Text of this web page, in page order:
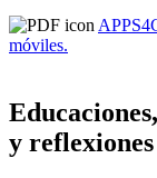
móviles.
y reflexiones